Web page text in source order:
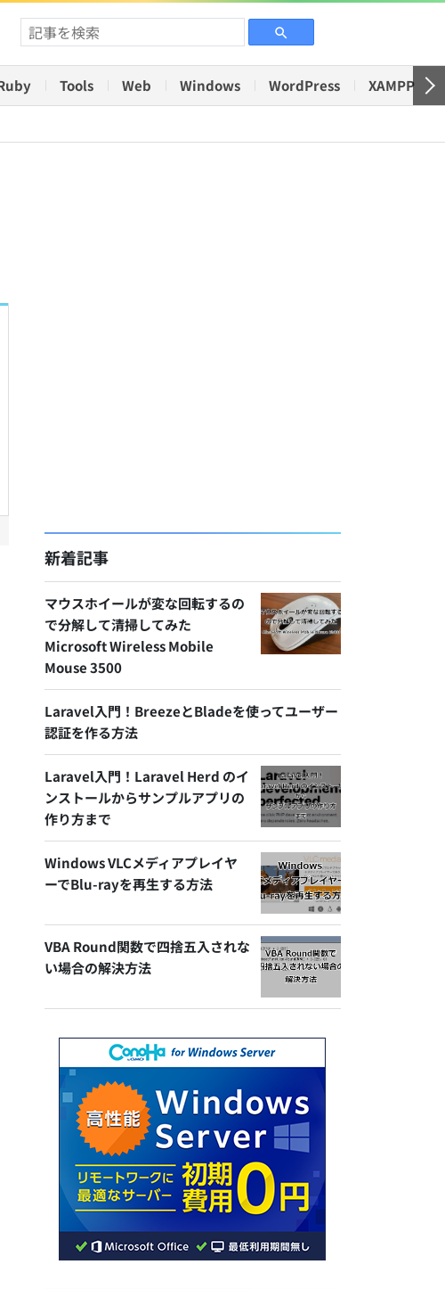
Tools Web Windows WordPress XAMPP
新着記事
マウスホイールが変な回転するの
で分解して清掃してみた
Microsoft Wireless Mobile
Mouse 3500
Laravel入門！BreezeとBladeを使ってユーザー
認証を作る方法
Laravel入門！Laravel Herd のイ
ンストールからサンプルアプリの
作り方まで
Windows VLCメディアプレイヤ
ーでBlu-rayを再生する方法
VBA Round関数で四捨五入されな
い場合の解決方法